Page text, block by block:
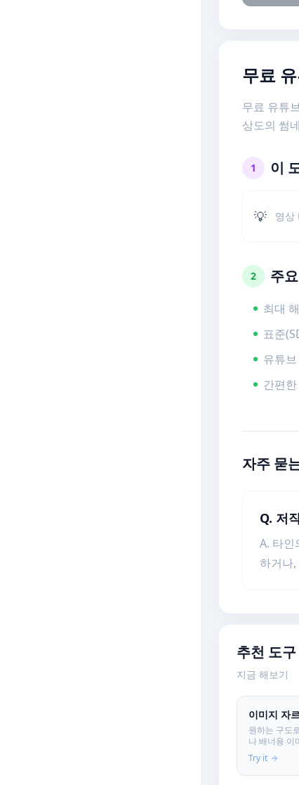
무료
무료 유튜
상도의 썸
1 이
💡 영상
2 주
최대
표준
유튜
간편
자주 묻
Q. 저
A. 타인
하거나
추천 도구
지금 해보기
이미지 자
원하는 구도
나 배너용 이
니다. 물론 원
Try it